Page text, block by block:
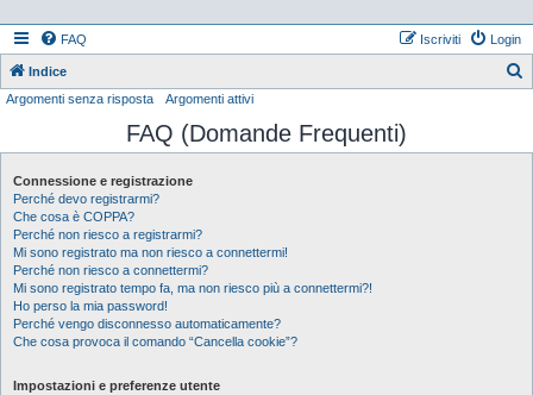
FAQ Login
Iscriviti
Indice
c
Argomenti senza risposta Argomenti attivi
FAQ (Domande Frequenti)
Connessione e registrazione
Perché devo registrarmi?
Che cosa è COPPA?
Perché non riesco a registrarmi?
Mi sono registrato ma non riesco a connettermi!
Perché non riesco a connettermi?
Mi sono registrato tempo fa, ma non riesco più a connettermi?!
Ho perso la mia password!
Perché vengo disconnesso automaticamente?
Che cosa provoca il comando “Cancella cookie”?
Impostazioni e preferenze utente